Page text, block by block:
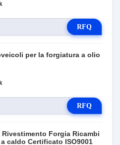
RFQ
per la forgiatura a olio
RFQ
Rivestimento Forgia Ricambi
caldo Certificato ISO9001